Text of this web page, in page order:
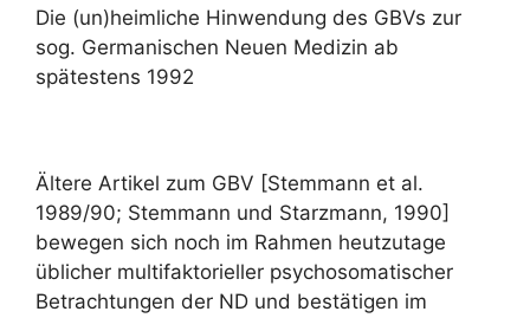
Die (un)heimliche Hinwendung des GBVs zur
sog. Germanischen Neuen Medizin ab
spätestens 1992
Ältere Artikel zum GBV [Stemmann et al.
1989/90; Stemmann und Starzmann, 1990]
bewegen sich noch im Rahmen heutzutage
üblicher multifaktorieller psychosomatischer
Betrachtungen der ND und bestätigen im